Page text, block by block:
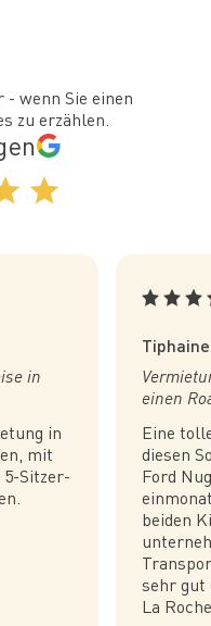
- wenn Sie einen
zu erzählen.
in
in
mit
5-Sitzer-
einen
Eine
diesen
Ford
beiden
sehr gut
La